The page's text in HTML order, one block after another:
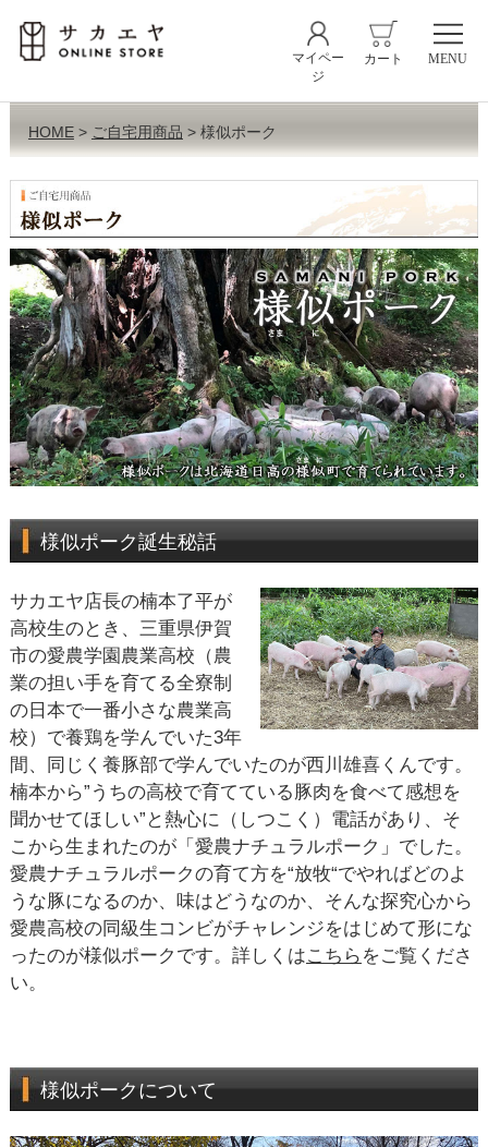
マイペー
ジ
カート MENU
HOME ご自宅用商品 様似ポーク
様似ポーク誕生秘話
サカエヤ店長の楠本了平が
高校生のとき、三重県伊賀
市の愛農学園農業高校（農
業の担い手を育てる全寮制
の日本で一番小さな農業高
校）で養鶏を学んでいた3年
間、同じく養豚部で学んでいたのが西川雄喜くんです。
楠本から”うちの高校で育てている豚肉を食べて感想を
聞かせてほしい”と熱心に（しつこく）電話があり、そ
こから生まれたのが「愛農ナチュラルポーク」でした。
愛農ナチュラルポークの育て方を“放牧“でやればどのよ
うな豚になるのか、味はどうなのか、そんな探究心から
愛農高校の同級生コンビがチャレンジをはじめて形にな
ったのが様似ポークです。詳しくはこちら をご覧くださ
い。
様似ポークについて